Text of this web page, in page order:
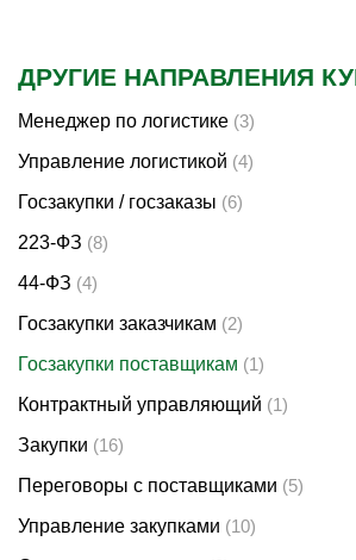
ДРУГИЕ НАПРАВЛЕНИЯ
Менеджер по логистике (3)
Управление логистикой (4)
Госзакупки / госзаказы (6)
223-ФЗ (8)
44-ФЗ (4)
Госзакупки заказчикам (2)
Госзакупки поставщикам (1)
Контрактный управляющий (1)
Закупки (16)
Переговоры с поставщиками (5)
Управление закупками (10)